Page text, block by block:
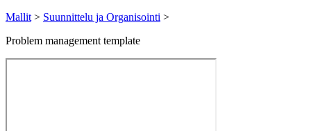
Mallit > Suunnittelu ja Organisointi >
Problem management template